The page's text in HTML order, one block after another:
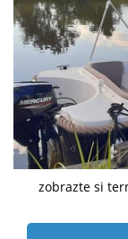
zobrazte si